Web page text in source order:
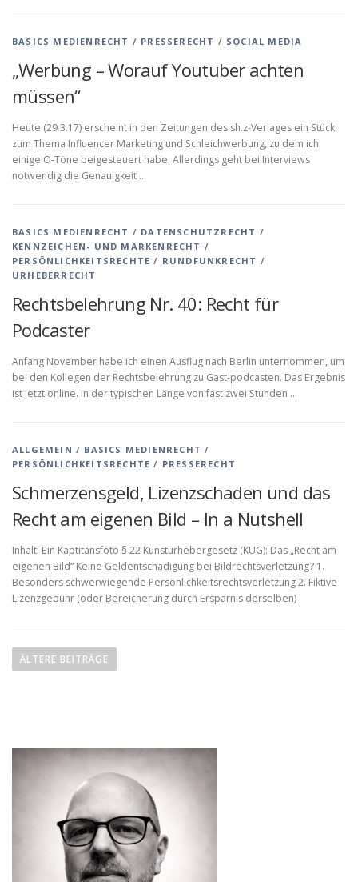
BASICS MEDIENRECHT / PRESSERECHT / SOCIAL MEDIA
„Werbung – Worauf Youtuber achten
müssen“
Heute (29.3.17) erscheint in den Zeitungen des sh.z-Verlages ein Stück
zum Thema Influencer Marketing und Schleichwerbung, zu dem ich
einige O-Töne beigesteuert habe. Allerdings geht bei Interviews
notwendig die Genauigkeit …
BASICS MEDIENRECHT / DATENSCHUTZRECHT /
KENNZEICHEN- UND MARKENRECHT /
PERSÖNLICHKEITSRECHTE / RUNDFUNKRECHT /
URHEBERRECHT
Rechtsbelehrung Nr. 40: Recht für
Podcaster
Anfang November habe ich einen Ausflug nach Berlin unternommen, um
bei den Kollegen der Rechtsbelehrung zu Gast-podcasten. Das Ergebnis
ist jetzt online. In der typischen Länge von fast zwei Stunden …
ALLGEMEIN / BASICS MEDIENRECHT /
PERSÖNLICHKEITSRECHTE / PRESSERECHT
Schmerzensgeld, Lizenzschaden und das
Recht am eigenen Bild – In a Nutshell
Inhalt: Ein Kaptitänsfoto § 22 Kunsturhebergesetz (KUG): Das „Recht am
eigenen Bild“ Keine Geldentschädigung bei Bildrechtsverletzung? 1.
Besonders schwerwiegende Persönlichkeitsrechtsverletzung 2. Fiktive
Lizenzgebühr (oder Bereicherung durch Ersparnis derselben)
e
g
ÄLTERE BEITRÄGE